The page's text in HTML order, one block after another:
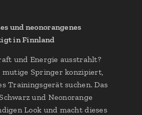
und neonorangenes
in Finnland
und Energie ausstrahlt?
mutige Springer konzipiert,
Trainingsgerät suchen. Das
und Neonorange
Look und macht dieses